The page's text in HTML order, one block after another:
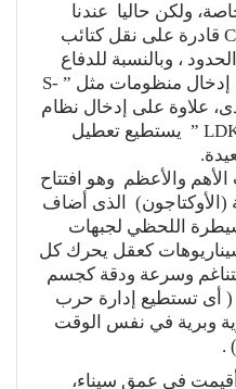
ولكن حاليا عندنا
طائرات شينوك وكاسا وC-130 قادرة على نقل كتائب
، وبالنسبة للدفاع
الجوي والحرب الإلكترونية تم إدخال منظومات مثل ” S-
علاوة على إدخال نظام
تشويش صيني يدعى “؛LDK-190 ” يستطيع تعطيل
والأعظم وهو افتتاح
(الأوكتاجون) الذى أضاف
اللحظي لجبهات
كعقل يحرك كل
وسرعة ودقة كجسم
( أى تستطيع إدارة حرب
وبرية في نفس الوقت
.
في عمق سيناء،